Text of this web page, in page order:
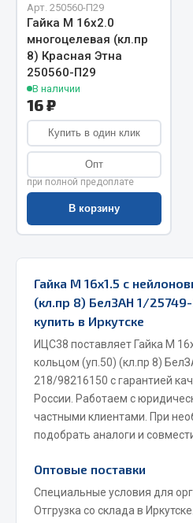
Система питания
Система выпуска газа
Система охлаждения
Сцепление
Коробка передач
Коробка передач ZF
Показать ещё
Весь раздел
Система питания
Подвеска
Тормозная система
Двери
Окно ветровое
Двигатель
Электрооборудование
Показать ещё
Весь раздел
Запчасти Урал
Арт. 250560-П29
Гайка М 16х2.0
многоцелевая (кл.пр
8) Красная Этна
250560-П29
В наличии
16 ₽
Купить в один клик
Опт
при полной предоплате
В корзину
Гайка М 16х1.5 с
(кл.пр 8) БелЗАН 1/
купить в Иркутске
ИЦС38 поставляет Гайка М
кольцом (уп.50) (кл.пр 8)
218/98216150 с гарантией
России. Работаем с
частными клиентами. При
подобрать аналоги и
Оптовые поставки
Специальные условия для
Отгрузка со склада в